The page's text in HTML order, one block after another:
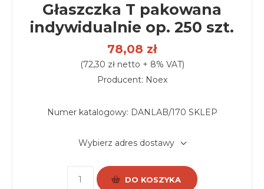
Głaszczka T pakowana
indywidualnie op. 250 szt.
78,08 zł
(72,30 zł netto + 8% VAT)
Producent: Noex
Numer katalogowy: DANLAB/170 SKLEP
Wybierz adres dostawy
DO KOSZYKA